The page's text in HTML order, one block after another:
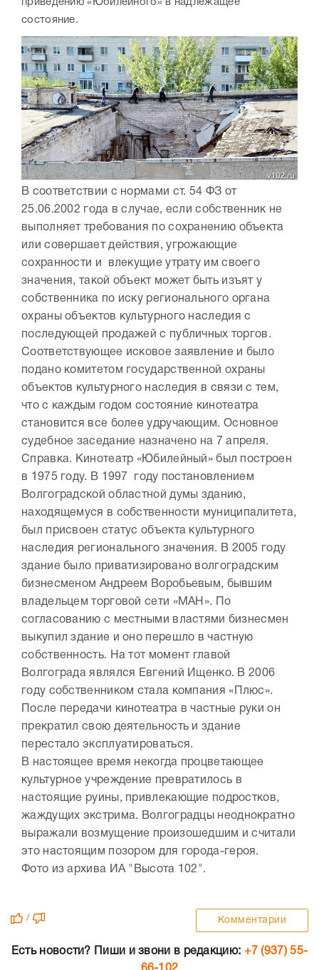
приведению «Юбилейного» в надлежащее
состояние.
В соответствии с нормами ст. 54 ФЗ от
25.06.2002 года в случае, если собственник не
выполняет требования по сохранению объекта
или совершает действия, угрожающие
сохранности и влекущие утрату им своего
значения, такой объект может быть изъят у
собственника по иску регионального органа
охраны объектов культурного наследия с
последующей продажей с публичных торгов.
Соответствующее исковое заявление и было
подано комитетом государственной охраны
объектов культурного наследия в связи с тем,
что с каждым годом состояние кинотеатра
становится все более удручающим. Основное
судебное заседание назначено на 7 апреля.
Справка. Кинотеатр «Юбилейный» был построен
в 1975 году. В 1997 году постановлением
Волгоградской областной думы зданию,
находящемуся в собственности муниципалитета,
был присвоен статус объекта культурного
наследия регионального значения. В 2005 году
здание было приватизировано волгоградским
бизнесменом Андреем Воробьевым, бывшим
владельцем торговой сети «МАН». По
согласованию с местными властями бизнесмен
выкупил здание и оно перешло в частную
собственность. На тот момент главой
Волгограда являлся Евгений Ищенко. В 2006
году собственником стала компания «Плюс».
После передачи кинотеатра в частные руки он
прекратил свою деятельность и здание
перестало эксплуатироваться.
В настоящее время некогда процветающее
культурное учреждение превратилось в
настоящие руины, привлекающие подростков,
жаждущих экстрима. Волгоградцы неоднократно
выражали возмущение произошедшим и считали
это настоящим позором для города-героя.
Фото из архива ИА "Высота 102".
/ Комментарии
Есть новости? Пиши и звони в редакцию: +7 (937) 55-